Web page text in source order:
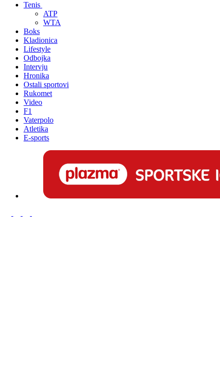
Tenis
ATP
WTA
Boks
Kladionica
Lifestyle
Odbojka
Intervju
Hronika
Ostali sportovi
Rukomet
Video
F1
Vaterpolo
Atletika
E-sports